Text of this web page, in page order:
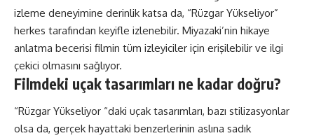
izleme deneyimine derinlik katsa da, “Rüzgar Yükseliyor”
herkes tarafından keyifle izlenebilir. Miyazaki’nin hikaye
anlatma becerisi filmin tüm izleyiciler için erişilebilir ve ilgi
çekici olmasını sağlıyor.
Filmdeki uçak tasarımları ne kadar doğru?
“Rüzgar Yükseliyor “daki uçak tasarımları, bazı stilizasyonlar
olsa da, gerçek hayattaki benzerlerinin aslına sadık